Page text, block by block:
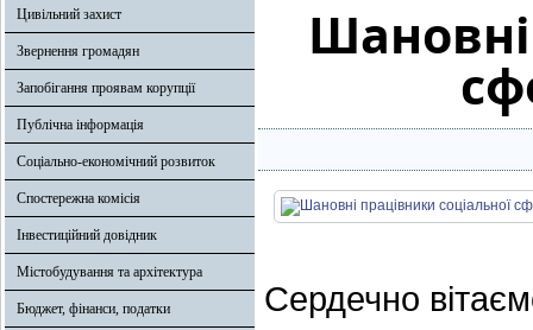
Цивільний захист
Звернення громадян
Запобігання проявам корупції
Публічна інформація
Соціально-економічний розвиток
Спостережна комісія
Інвестиційний довідник
Містобудування та архітектура
Бюджет, фінанси, податки
Сердечно